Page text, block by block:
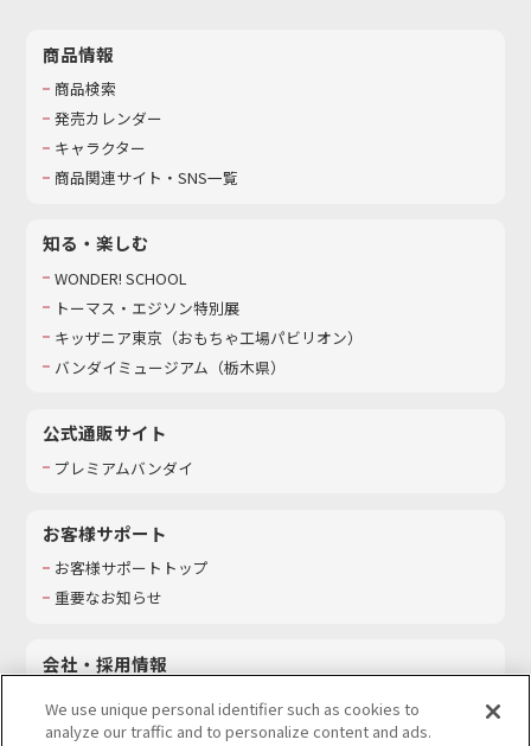
商品情報
商品検索
発売カレンダー
キャラクター
商品関連サイト・SNS一覧
知る・楽しむ
WONDER! SCHOOL
トーマス・エジソン特別展
キッザニア東京（おもちゃ工場パビリオン）​
バンダイミュージアム（栃木県）
公式通販サイト
プレミアムバンダイ
お客様サポート
お客様サポートトップ
重要なお知らせ
会社・採用情報
採用情報
We use unique personal identifier such as cookies to
analyze our traffic and to personalize content and ads.